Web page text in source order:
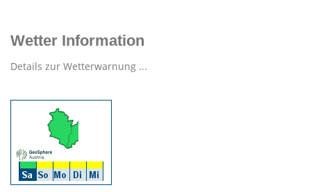
Wetter Information
Details zur Wetterwarnung ...